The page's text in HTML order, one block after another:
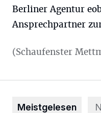
Berliner Agentur
Ansprechpartner
(Schaufenster
Meistgelesen